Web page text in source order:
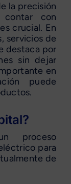
la precisión
contar con
crucial. En
servicios de
destaca por
sin dejar
en
puede
proceso
para
de